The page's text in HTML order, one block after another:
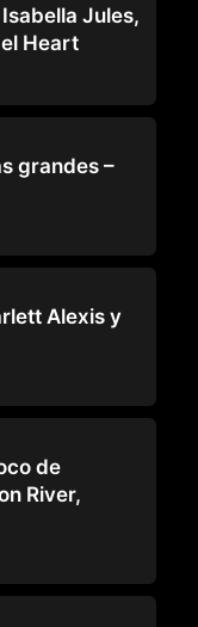
Jules,
Heart
grandes –
Alexis y
de
River,